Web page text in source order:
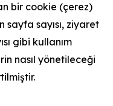
bir cookie (çerez)
sayısı, ziyaret
gibi kullanım
nasıl yönetileceği